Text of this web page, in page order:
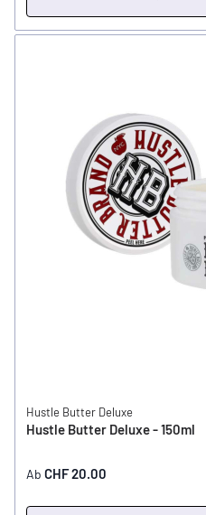
Hustle Butter Deluxe
Hustle Butter Deluxe - 150ml
Ab CHF 20.00